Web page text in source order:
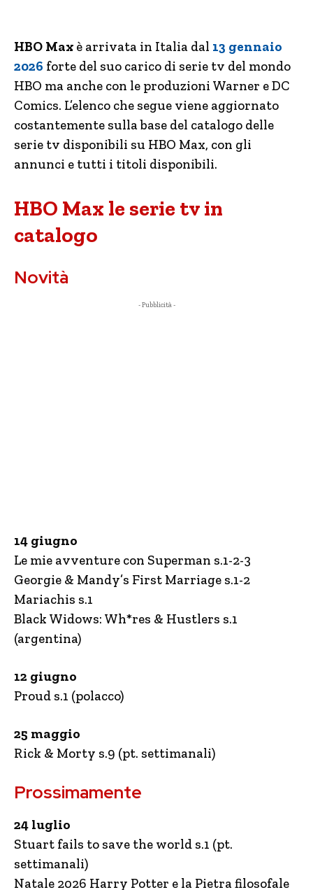
HBO Max è arrivata in Italia dal 13 gennaio
2026 forte del suo carico di serie tv del mondo
HBO ma anche con le produzioni Warner e DC
Comics. L’elenco che segue viene aggiornato
costantemente sulla base del catalogo delle
serie tv disponibili su HBO Max, con gli
annunci e tutti i titoli disponibili.
HBO Max le serie tv in
catalogo
Novità
- Pubblicità -
14 giugno
Le mie avventure con Superman s.1-2-3
Georgie & Mandy’s First Marriage s.1-2
Mariachis s.1
Black Widows: Wh*res & Hustlers s.1
(argentina)
12 giugno
Proud s.1 (polacco)
25 maggio
Rick & Morty s.9 (pt. settimanali)
Prossimamente
24 luglio
Stuart fails to save the world s.1 (pt.
settimanali)
Natale 2026 Harry Potter e la Pietra filosofale